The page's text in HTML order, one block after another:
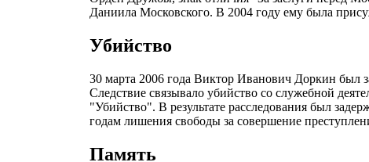
Даниила Московского. В 2004 году ему была
Убийство
30 марта 2006 года Виктор Иванович Доркин был
Следствие связывало убийство со служебной
"Убийство". В результате расследования был
годам лишения свободы за совершение
Память